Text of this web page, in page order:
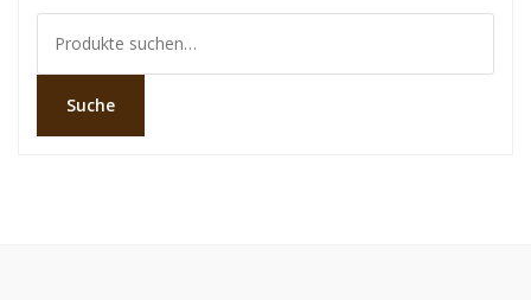
nach:
Suche